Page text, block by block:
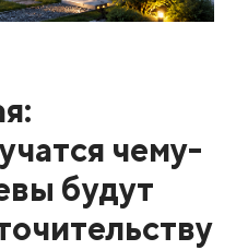
чему-
будут